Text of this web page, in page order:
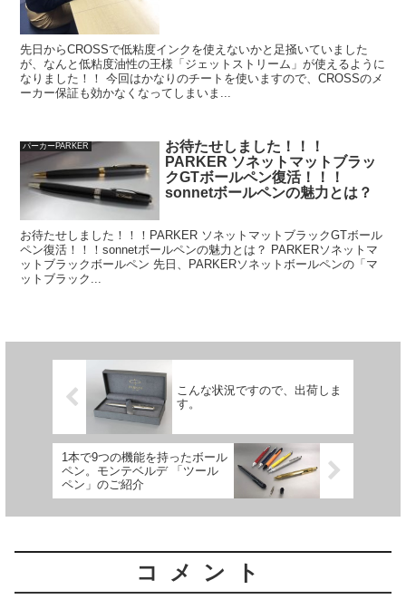
先日からCROSSで低粘度インクを使えないかと足掻いていました
が、なんと低粘度油性の王様「ジェットストリーム」が使えるように
なりました！！ 今回はかなりのチートを使いますので、CROSSのメ
ーカー保証も効かなくなってしまいま...
パーカーPARKER
お待たせしました！！！
PARKER ソネットマットブラッ
クGTボールペン復活！！！
sonnetボールペンの魅力とは？
お待たせしました！！！PARKER ソネットマットブラックGTボール
ペン復活！！！sonnetボールペンの魅力とは？ PARKERソネットマ
ットブラックボールペン 先日、PARKERソネットボールペンの「マ
ットブラック...
こんな状況ですので、出荷しま
す。
1本で9つの機能を持ったボール
ペン。モンテベルデ 「ツール
ペン」のご紹介
コメント